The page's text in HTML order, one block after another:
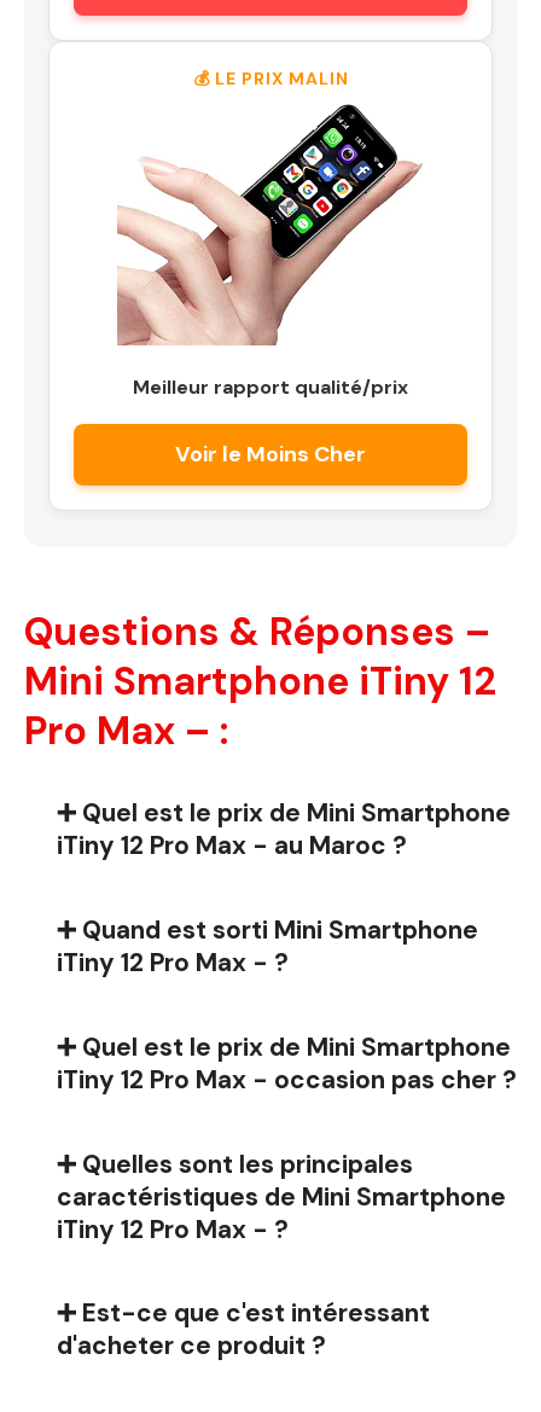
💰 LE PRIX MALIN
Meilleur rapport qualité/prix
Voir le Moins Cher
Questions & Réponses –
Mini Smartphone iTiny 12
Pro Max – :
➕ Quel est le prix de Mini Smartphone
iTiny 12 Pro Max - au Maroc ?
➕ Quand est sorti Mini Smartphone
iTiny 12 Pro Max - ?
➕ Quel est le prix de Mini Smartphone
iTiny 12 Pro Max - occasion pas cher ?
➕ Quelles sont les principales
caractéristiques de Mini Smartphone
iTiny 12 Pro Max - ?
➕ Est-ce que c'est intéressant
d'acheter ce produit ?